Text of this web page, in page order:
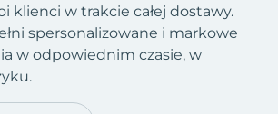
klienci w trakcie całej dostawy.
spersonalizowane i markowe
w odpowiednim czasie, w